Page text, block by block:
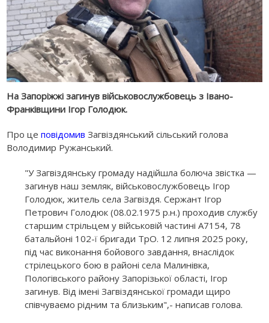
На Запоріжжі загинув військовослужбовець з Івано-
Франківщини Ігор Голодюк.
Про цеповідомив Загвіздянський сільський голова
Володимир Ружанський.
"У Загвіздянську громаду надійшла болюча звістка —
загинув наш земляк, військовослужбовець Ігор
Голодюк, житель села Загвіздя. Сержант Ігор
Петрович Голодюк (08.02.1975 р.н.) проходив службу
старшим стрільцем у військовій частині А7154, 78
батальйоні 102-ї бригади ТрО. 12 липня 2025 року,
під час виконання бойового завдання, внаслідок
стрілецького бою в районі села Малинівка,
Пологівського району Запорізької області, Ігор
загинув. Від імені Загвіздянської громади щиро
співчуваємо рідним та близьким",- написав голова.